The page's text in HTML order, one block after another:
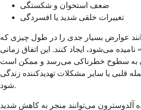
ضعف استخوان و شکستگی
تغییرات خلقی شدید یا افسردگی
عوارض بسیار جدی را در طول چیزی که
می‌شود، ایجاد کنند. این اتفاق زمانی
به سطوح خطرناکی می‌رسد و ممکن است
قلبی یا سایر مشکلات تهدیدکننده زندگی
شود.
آلدوسترون می‌توانند منجر به کاهش شدید